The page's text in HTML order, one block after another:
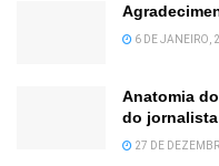
6 DE JANEIRO,
Anatomia
do
27 DE